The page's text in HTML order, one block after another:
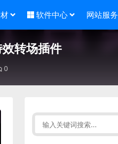
软件中心 网站服务
转场插件
0